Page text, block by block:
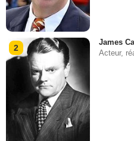
2
James
Acteur,